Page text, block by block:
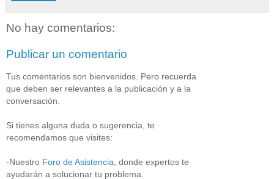
No hay comentarios:
Publicar un comentario
Tus comentarios son bienvenidos. Pero recuerda
que deben ser relevantes a la publicación y a la
conversación.
Si tienes alguna duda o sugerencia, te
recomendamos que visites:
-Nuestro Foro de Asistencia , donde expertos te
ayudarán a solucionar tu problema.